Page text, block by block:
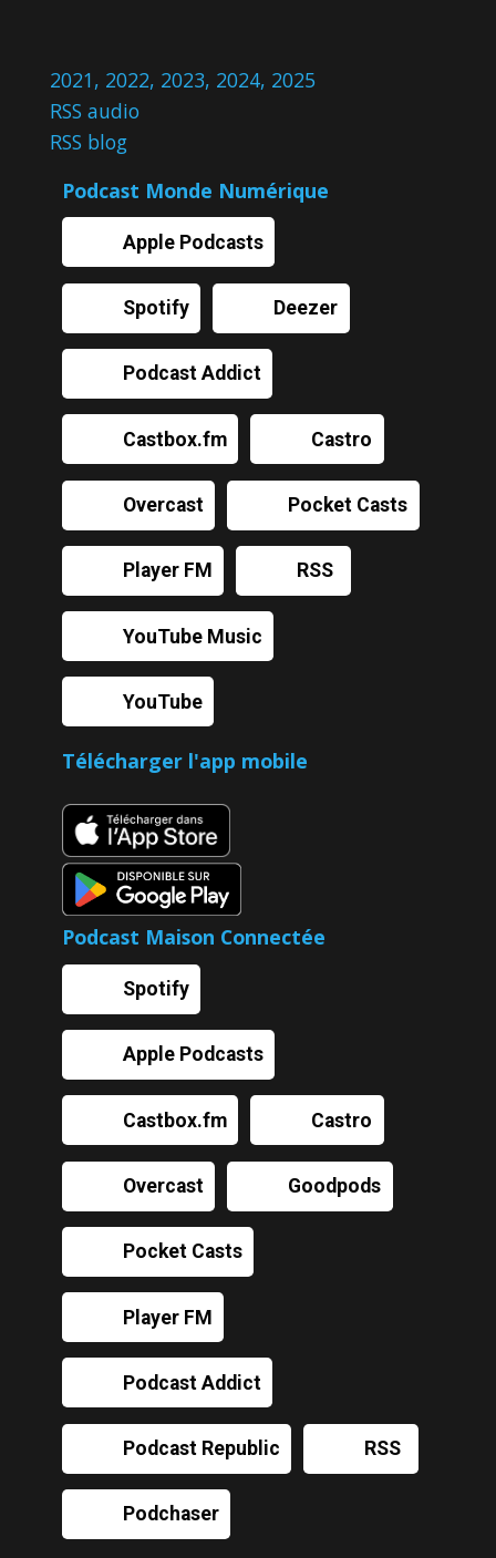
2021, 2022, 2023, 2024, 2025
RSS audio
RSS blog
Podcast Monde Numérique
Apple Podcasts
Spotify Deezer
Podcast Addict
Castbox.fm Castro
Overcast Pocket Casts
Player FM RSS
YouTube Music
YouTube
Télécharger l'app mobile
Podcast Maison Connectée
Spotify
Apple Podcasts
Castbox.fm Castro
Overcast Goodpods
Pocket Casts
Player FM
Podcast Addict
Podcast Republic RSS
Podchaser